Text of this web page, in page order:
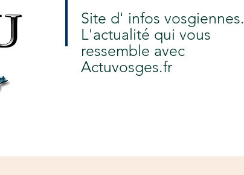
Site d' infos vosgiennes.
L'actualité qui vous
ressemble avec
Actuvosges.fr